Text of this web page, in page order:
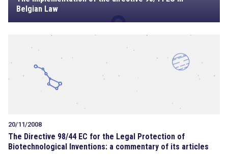
Belgian Law
20/11/2008
The Directive 98/44 EC for the Legal Protection of
Biotechnological Inventions: a commentary of its articles